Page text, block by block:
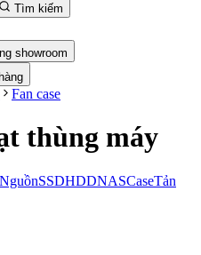
Tìm kiếm
showroom
Fan case
thùng máy
NguồnSSDHDDNASCaseTản